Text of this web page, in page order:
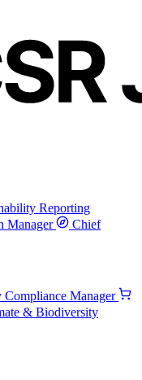
Reporting
Manager
Chief
Compliance Manager
& Biodiversity